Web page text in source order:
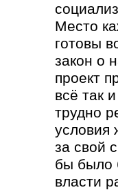
Место
готовы
закон о
проект
всё так
трудно
условия
за свой
бы было
власти